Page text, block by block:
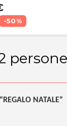
-50%
NATALE”